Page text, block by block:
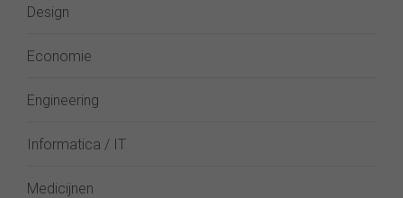
Design
Economie
Engineering
Informatica / IT
Medicijnen